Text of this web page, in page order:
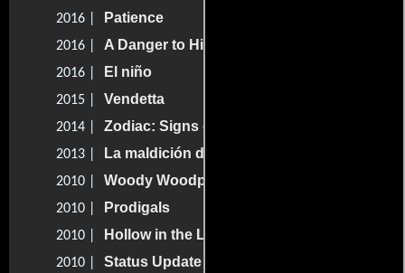
2016 | Patience
2016 | A Danger to Himself and Others
2016 | El niño
2015 | Vendetta
2014 | Zodiac: Signs of the Apocalypse
2013 | La maldición de los Murphy
2010 | Woody Woodpecker
2010 | Prodigals
2010 | Hollow in the Land
2010 | Status Update